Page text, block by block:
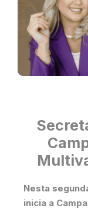
Nesta
inicia a